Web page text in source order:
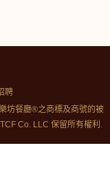
聘
坊餐廳®之商標及商號的被
Co. LLC 保留所有權利.